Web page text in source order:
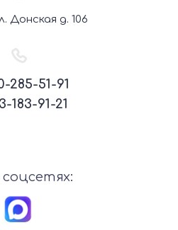
Донская д. 106
285-51-91
183-91-21